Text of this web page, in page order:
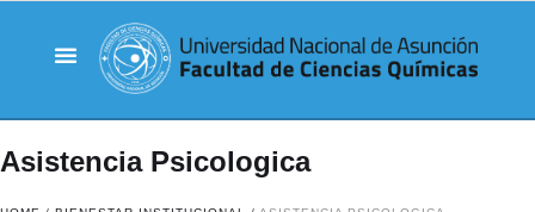
Asistencia Psicologica